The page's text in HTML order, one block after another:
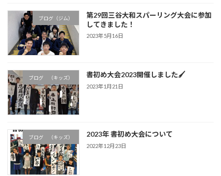
ブログ（ジム）
第29回三谷大和スパーリング大会に参加
してきました！
2023年5月16日
ブログ （キッズ） 書初め大会2023開催しました🖌
2023年1月21日
ブログ （キッズ） 2023年 書初め大会について
2022年12月23日